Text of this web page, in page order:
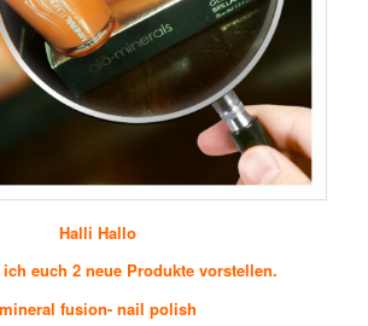
Halli Hallo
euch 2 neue Produkte vorstellen.
mineral fusion- nail polish